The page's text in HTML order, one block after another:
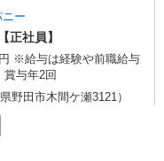
ー
正社員】
与
賞与年2回
野田市木間ケ瀬3121）